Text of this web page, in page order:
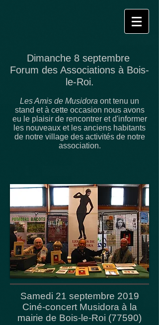
Dimanche 8 septembre
Forum des Associations à Bois-
le-Roi.
Les Amis de Musidora ont tenu un
stand et à cette occasion nous avons
eu le plaisir de rencontrer et d'informer
les nouveaux et les anciens habitants
de notre village des activités de notre
association.
Samedi 21 septembre 2019
Ciné-concert Musidora à la
mairie de Bois-le-Roi (77590)